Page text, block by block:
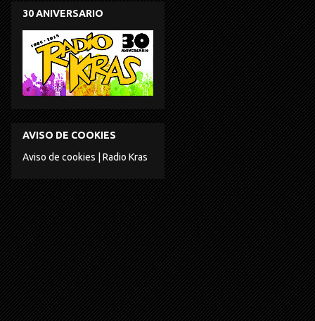
30 ANIVERSARIO
AVISO DE COOKIES
Aviso de cookies | Radio Kras